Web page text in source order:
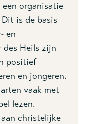
een organisatie
Dit is de basis
en
des Heils zijn
positief
en jongeren.
vaak met
lezen.
christelijke